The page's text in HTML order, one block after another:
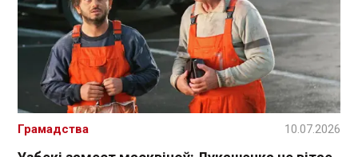
Грамадства 10.07.2026